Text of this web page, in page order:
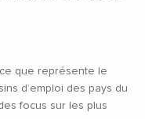
que représente le
d’emploi des pays du
focus sur les plus